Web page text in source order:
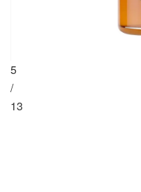
5
/
13